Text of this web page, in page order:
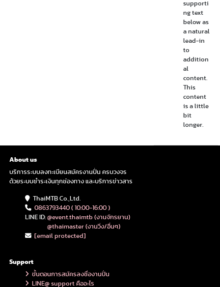
supporti
ng text
below as
a natural
lead-in
to
addition
al
content.
This
content
is a little
bit
longer.
About us
บริการระบบลงทะเบียนสมัครงานปั่น ครบวงจร
ด้วยระบบชำระเงินทุกช่องทาง และบริการข่าวสาร
ThaiMTB Co.,Ltd.
0863793440 ( 10:00-16:00 )
LINE ID: @event.thaimtb (งานจักรยาน)
@thaimaster (งานวิ่ง/อื่นๆ)
[email protected]
Support
ขั้นตอนการสมัครลงชื่องานปั่น
LINE@ support คืออะไร